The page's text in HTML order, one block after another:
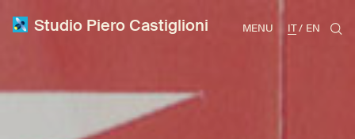
Studio Piero Castiglioni MENU IT EN